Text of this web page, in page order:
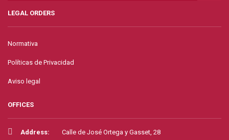
LEGAL ORDERS
Normativa
Políticas de Privacidad
Aviso legal
OFFICES
Address:
Calle de José Ortega y Gasset, 28